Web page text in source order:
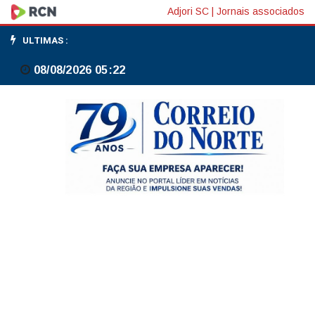
Com
um
a
menos,
Inglaterra
derruba
Adjori SC Jornais associados
ULTIMAS :
08/08/2026 05:22